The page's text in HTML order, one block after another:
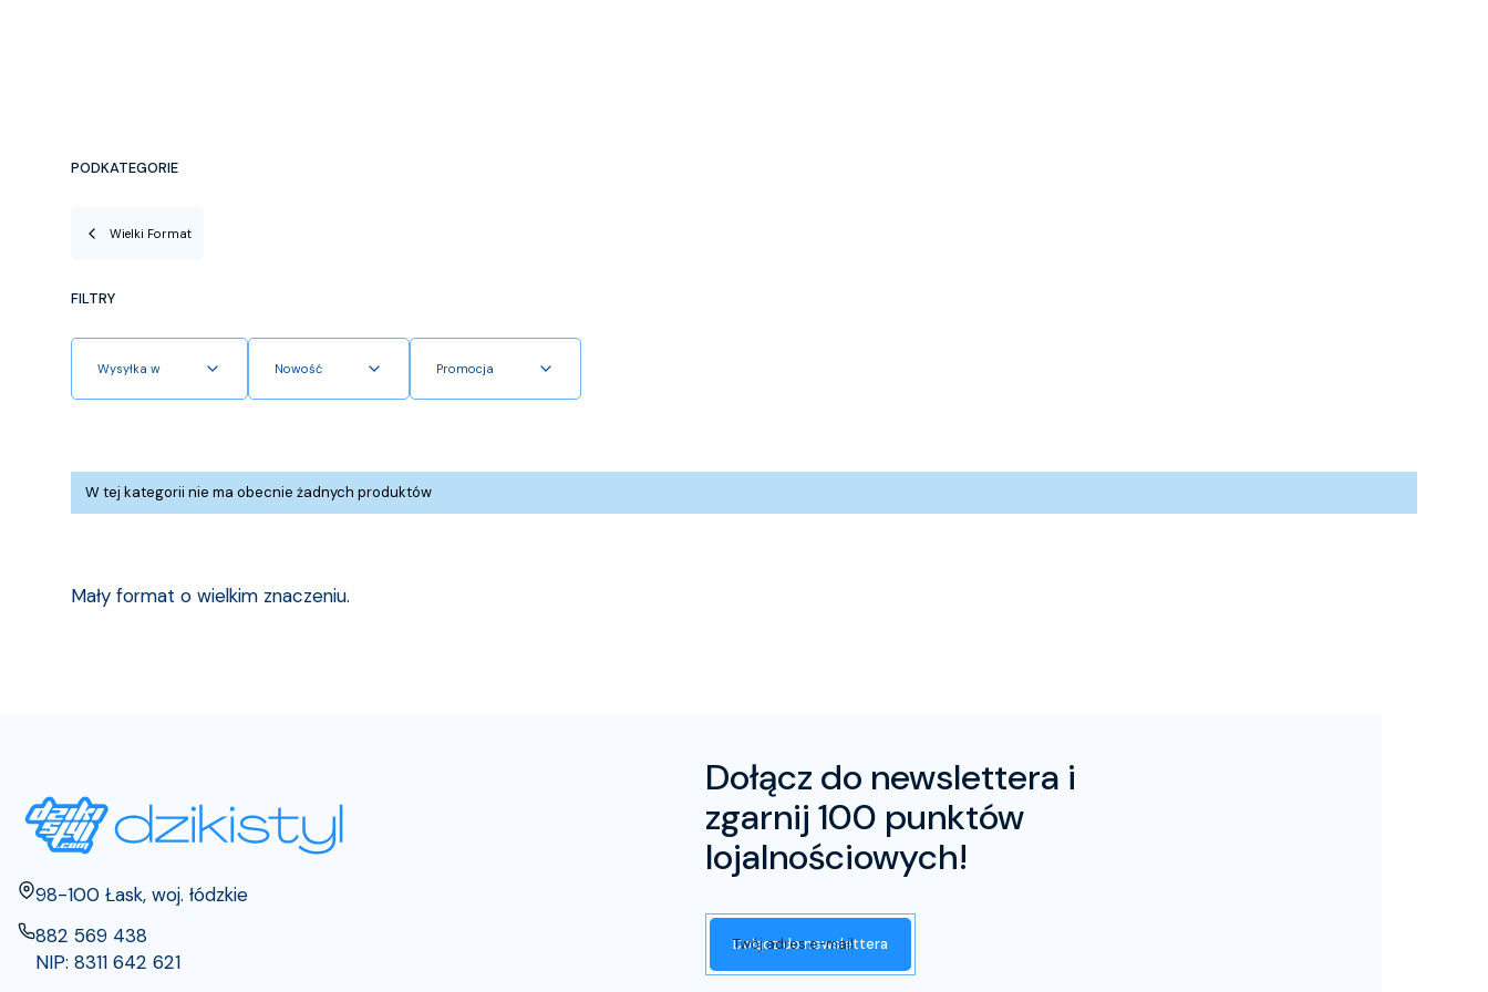
PODKATEGORIE
Wielki Format
FILTRY
Wysyłka w Nowość Promocja
Lista produktów
W tej kategorii nie ma obecnie żadnych produktów
Mały format o wielkim znaczeniu.
Adres:
98-100 Łask, woj. łódzkie
882 569 438
NIP: 8311 642 621
Dołącz do newslettera i
zgarnij 100 punktów
lojalnościowych!
Twój adres e-mail
Dołącz do newslettera